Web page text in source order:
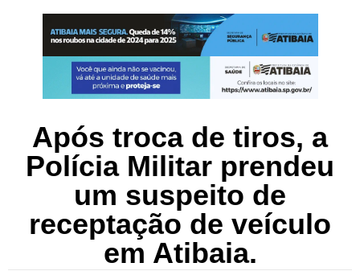
Após troca de tiros, a
Polícia Militar prendeu
um suspeito de
receptação de veículo
em Atibaia.